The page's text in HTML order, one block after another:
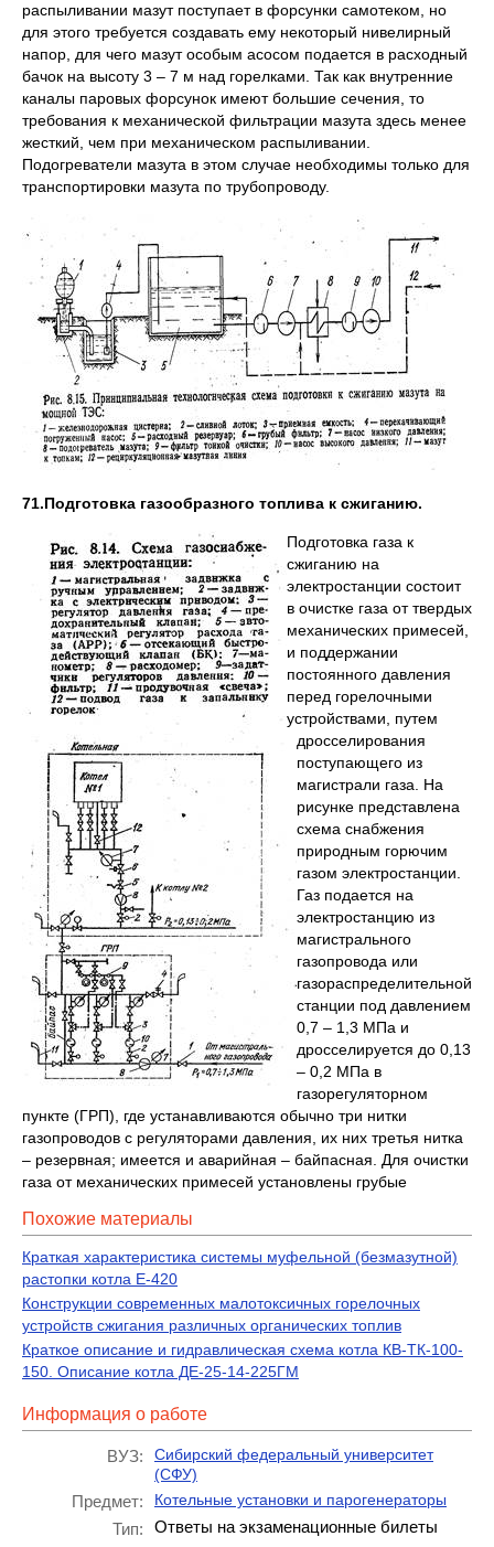
распыливании мазут поступает в форсунки самотеком, но
для этого требуется создавать ему некоторый нивелирный
напор, для чего мазут особым асосом подается в расходный
бачок на высоту 3 – 7 м над горелками. Так как внутренние
каналы паровых форсунок имеют большие сечения, то
требования к механической фильтрации мазута здесь менее
жесткий, чем при механическом распыливании.
Подогреватели мазута в этом случае необходимы только для
транспортировки мазута по трубопроводу.
71.Подготовка газообразного топлива к сжиганию.
Подготовка газа к
сжиганию на
электростанции состоит
в очистке газа от твердых
механических примесей,
и поддержании
постоянного давления
перед горелочными
устройствами, путем
дросселирования
поступающего из
магистрали газа. На
рисунке представлена
схема снабжения
природным горючим
газом электростанции.
Газ подается на
электростанцию из
магистрального
газопровода или
газораспределительной
станции под давлением
0,7 – 1,3 МПа и
дросселируется до 0,13
– 0,2 МПа в
газорегуляторном
пункте (ГРП), где устанавливаются обычно три нитки
газопроводов с регуляторами давления, их них третья нитка
– резервная; имеется и аварийная – байпасная. Для очистки
газа от механических примесей установлены грубые
Похожие материалы
Краткая характеристика системы муфельной (безмазутной)
растопки котла Е-420
Конструкции современных малотоксичных горелочных
устройств сжигания различных органических топлив
Краткое описание и гидравлическая схема котла КВ-ТК-100-
150. Описание котла ДЕ-25-14-225ГМ
Информация о работе
ВУЗ:
Сибирский федеральный университет
(СФУ)
Предмет: Котельные установки и парогенераторы
Тип: Ответы на экзаменационные билеты